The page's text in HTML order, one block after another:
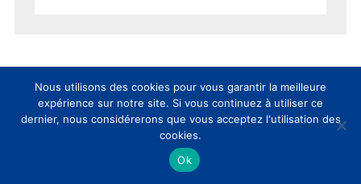
SEMAINE
Nous utilisons des cookies pour vous garantir la meilleure
expérience sur notre site. Si vous continuez à utiliser ce
dernier, nous considérerons que vous acceptez l'utilisation des
cookies.
Ok